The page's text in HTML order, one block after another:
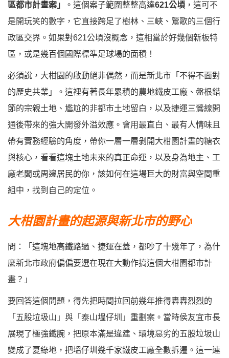
區都市計畫案」
。這個案子範圍整整高達621公頃 ，這可不
是開玩笑的數字，它直接跨足了樹林、三峽、鶯歌的三個行
政區交界。如果對621公頃沒概念，這相當於好幾個新板特
區，或是幾百個國際標準足球場的面積！
必須說，大柑園的啟動絕非偶然，而是新北市「不得不面對
的歷史共業」。這裡有著長年累積的農地鐵皮工廠、盤根錯
節的宗親土地、尷尬的非都市土地留白，以及捷運三鶯線開
通後帶來的強大開發外溢效應。會用最直白、最有人情味且
帶有實務經驗的角度，帶你一層一層剝開大柑園計畫的糖衣
與核心，看看這塊土地未來的真正命運，以及身為地主、工
廠老闆或周邊居民的你，該如何在這場巨大的財富與空間重
組中，找到自己的定位。
大柑園計畫的起源與新北市的野心
問：「這塊地高鐵路過、捷運在蓋，都吵了十幾年了，為什
麼新北市政府偏偏要選在現在大動作搞這個大柑園都市計
畫？」
要回答這個問題，得先把時間拉回前幾年推得轟轟烈烈的
「五股垃圾山」與「泰山塭仔圳」重劃案。當時侯友宜市長
展現了極強鐵腕，把原本滿是違建、環境惡劣的五股垃圾山
變成了夏綠地，把塭仔圳幾千家鐵皮工廠全數拆遷。這一連